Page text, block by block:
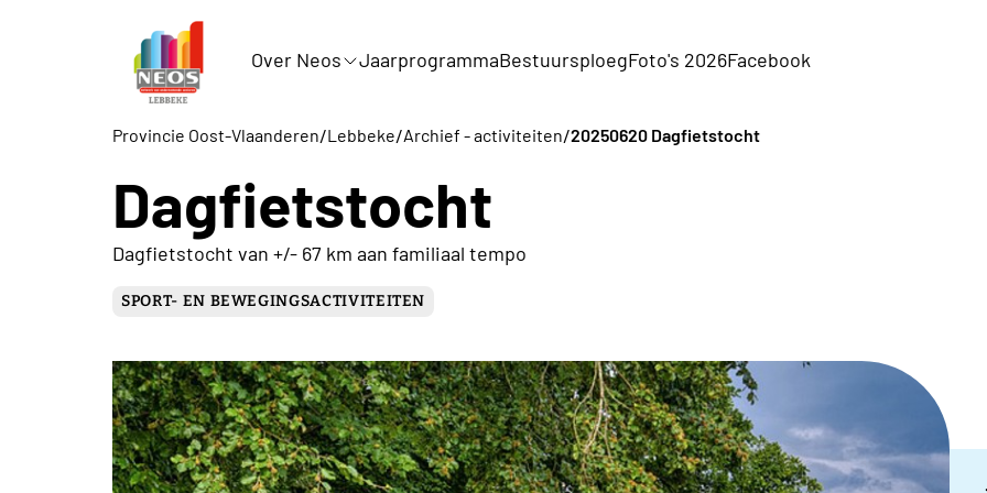
Over Neos JaarprogrammaBestuursploegFoto's 2026Facebook
Provincie Oost-Vlaanderen/Lebbeke/Archief - activiteiten/20250620 Dagfietstocht
Dagfietstocht
Dagfietstocht van +/- 67 km aan familiaal tempo
SPORT- EN BEWEGINGSACTIVITEITEN